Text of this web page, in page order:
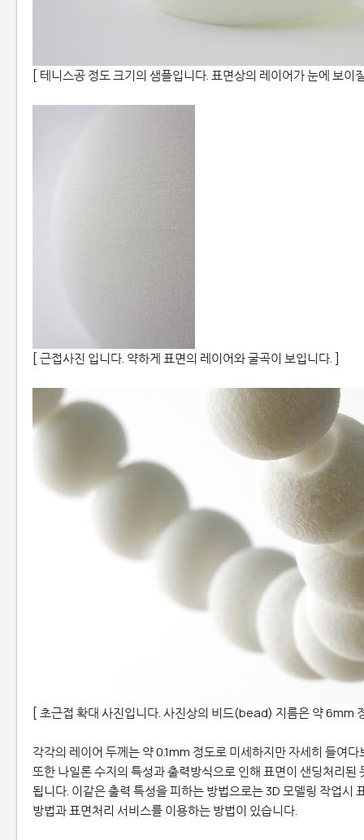
[ 테니스공 정도 크기의 샘플입니다. 표면상의 레이어가 눈에 보이
[ 근접사진 입니다. 약하게 표면의 레이어와 굴곡이 보입니다. ]
[ 초근접 확대 사진입니다. 사진상의 비드(bead) 지름은 약 6mm
각각의 레이어 두께는 약 0.1mm 정도로 미세하지만 자세히 들여
또한 나일론 수지의 특성과 출력방식으로 인해 표면이 샌딩처리
됩니다. 이같은 출력 특성을 피하는 방법으로는 3D 모델링 작업
방법과 표면처리 서비스를 이용하는 방법이 있습니다.